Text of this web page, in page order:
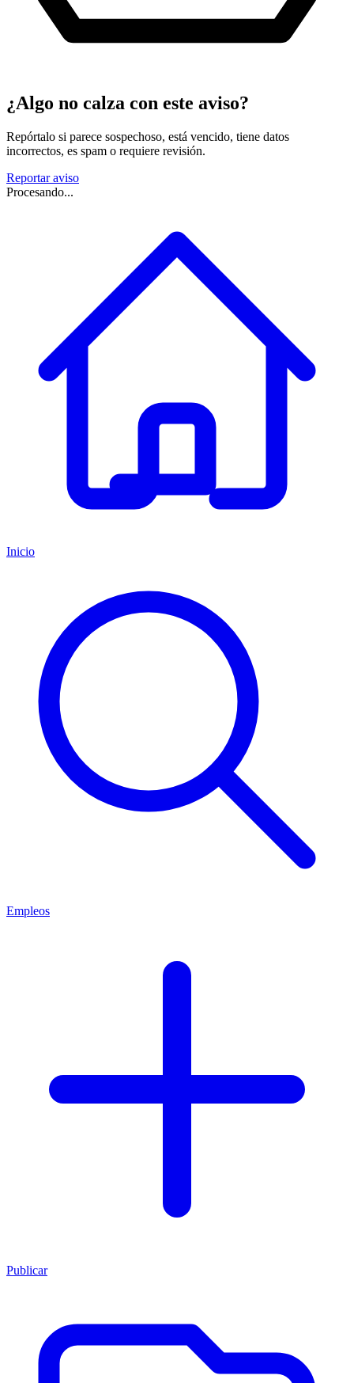
¿Algo no calza con este aviso?
Repórtalo si parece sospechoso, está vencido, tiene datos
incorrectos, es spam o requiere revisión.
Reportar aviso
Procesando...
Inicio
Empleos
Publicar